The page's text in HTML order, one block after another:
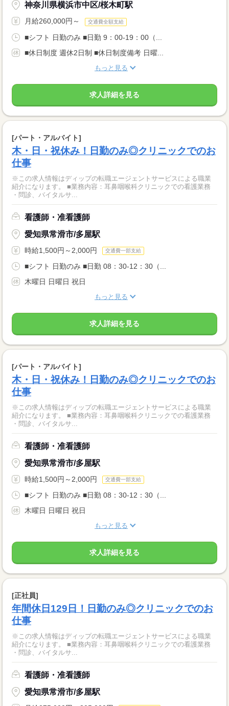
神奈川県横浜市中区/桜木町駅
月給260,000円～ 交通費全額支給
■シフト 日勤のみ ■日勤 9：00-19：00（...
■休日制度 週休2日制 ■休日制度備考 日曜...
もっと見る
求人詳細を見る
[パート・アルバイト]
木・日・祝休み！日勤のみ◎クリニックでのお
仕事
※この求人情報はディップの転職エージェントサービスによる職業
紹介になります。 ■業務内容：耳鼻咽喉科クリニックでの看護業務
・問診、バイタルサ...
看護師・准看護師
愛知県常滑市/多屋駅
時給1,500円～2,000円 交通費一部支給
■シフト 日勤のみ ■日勤 08：30-12：30（...
木曜日 日曜日 祝日
もっと見る
求人詳細を見る
[パート・アルバイト]
木・日・祝休み！日勤のみ◎クリニックでのお
仕事
※この求人情報はディップの転職エージェントサービスによる職業
紹介になります。 ■業務内容：耳鼻咽喉科クリニックでの看護業務
・問診、バイタルサ...
看護師・准看護師
愛知県常滑市/多屋駅
時給1,500円～2,000円 交通費一部支給
■シフト 日勤のみ ■日勤 08：30-12：30（...
木曜日 日曜日 祝日
もっと見る
求人詳細を見る
[正社員]
年間休日129日！日勤のみ◎クリニックでのお
仕事
※この求人情報はディップの転職エージェントサービスによる職業
紹介になります。 ■業務内容：耳鼻咽喉科クリニックでの看護業務
・問診、バイタルサ...
看護師・准看護師
愛知県常滑市/多屋駅